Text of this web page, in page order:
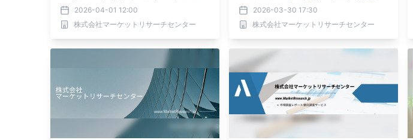
A）、ポリ-L-乳酸）・分析レポートを
発表
2026-04-01 12:00
株式会社マーケットリサーチセンター
2026-03-30 17:30
株式会社マーケットリサーチセンター